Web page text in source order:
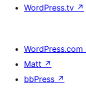
WordPress.tv ↗
WordPress.com
Matt ↗
bbPress ↗